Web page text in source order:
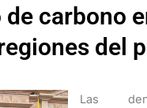
carbono
del
Las